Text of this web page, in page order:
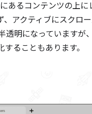
あるコンテンツの上
アクティブにスクロ
透明になっていますが
ることもあります。